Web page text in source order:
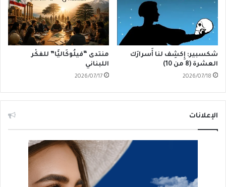
شكسبير: إِكشِف لنا أَسرارَك
العشرة (8 من 10)
2026/07/18
منتدى “فيلُوكَاليَّا” للفكْر
اللبناني
2026/07/17
الإعلانات